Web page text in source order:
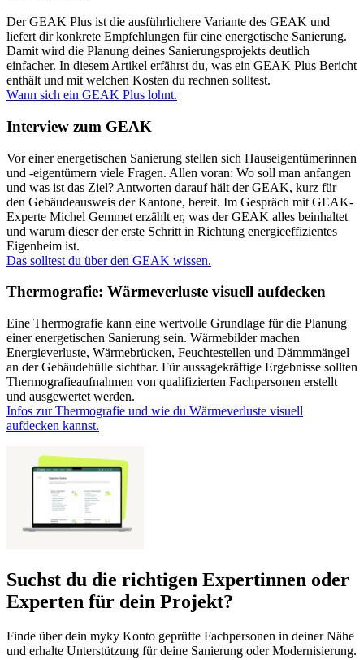
Der GEAK Plus ist die ausführlichere Variante des GEAK und
liefert dir konkrete Empfehlungen für eine energetische Sanierung.
Damit wird die Planung deines Sanierungsprojekts deutlich
einfacher. In diesem Artikel erfährst du, was ein GEAK Plus Bericht
enthält und mit welchen Kosten du rechnen solltest.
Wann sich ein GEAK Plus lohnt.
Interview zum GEAK
Vor einer energetischen Sanierung stellen sich Hauseigentümerinnen
und -eigentümern viele Fragen. Allen voran: Wo soll man anfangen
und was ist das Ziel? Antworten darauf hält der GEAK, kurz für
den Gebäudeausweis der Kantone, bereit. Im Gespräch mit GEAK-
Experte Michel Gemmet erzählt er, was der GEAK alles beinhaltet
und warum dieser der erste Schritt in Richtung energieeffizientes
Eigenheim ist.
Das solltest du über den GEAK wissen.
Thermografie: Wärmeverluste visuell aufdecken
Eine Thermografie kann eine wertvolle Grundlage für die Planung
einer energetischen Sanierung sein. Wärmebilder machen
Energieverluste, Wärmebrücken, Feuchtestellen und Dämmmängel
an der Gebäudehülle sichtbar. Für aussagekräftige Ergebnisse sollten
Thermografieaufnahmen von qualifizierten Fachpersonen erstellt
und ausgewertet werden.
Infos zur Thermografie und wie du Wärmeverluste visuell
aufdecken kannst.
Suchst du die richtigen Expertinnen oder
Experten für dein Projekt?
Finde über dein myky Konto geprüfte Fachpersonen in deiner Nähe
und erhalte Unterstützung für deine Sanierung oder Modernisierung.